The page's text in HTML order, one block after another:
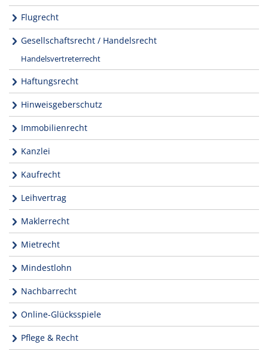
Flugrecht
Gesellschaftsrecht / Handelsrecht
Handelsvertreterrecht
Haftungsrecht
Hinweisgeberschutz
Immobilienrecht
Kanzlei
Kaufrecht
Leihvertrag
Maklerrecht
Mietrecht
Mindestlohn
Nachbarrecht
Online-Glücksspiele
Pflege & Recht